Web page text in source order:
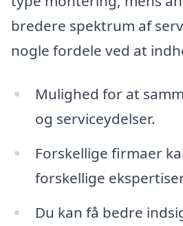
bredere spektrum af
nogle fordele ved at
Mulighed for at
og serviceydelser.
Forskellige firmaer
forskellige
Du kan få bedre